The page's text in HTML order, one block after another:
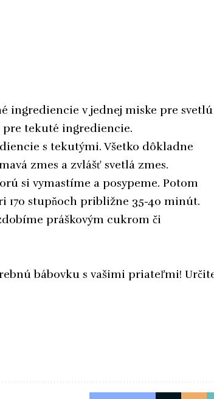
ingrediencie v jednej miske pre svetlú
pre tekuté ingrediencie.
s tekutými. Všetko dôkladne
zmes a zvlášť svetlá zmes.
si vymastíme a posypeme. Potom
170 stupňoch približne 35-40 minút.
práškovým cukrom či
bábovku s vašimi priateľmi!